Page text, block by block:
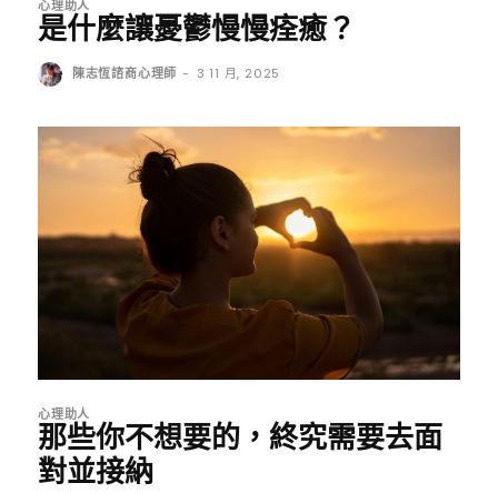
心理助人
是什麼讓憂鬱慢慢痊癒？
陳志恆諮商心理師 - 3 11 月, 2025
心理助人
那些你不想要的，終究需要去面
對並接納